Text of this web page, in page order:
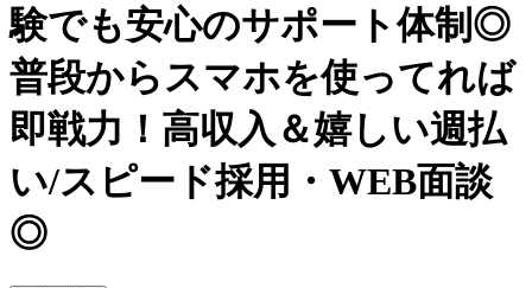
験でも安心のサポート体制◎
普段からスマホを使ってれば
即戦力！高収入＆嬉しい週払
い/スピード採用・WEB面談
◎